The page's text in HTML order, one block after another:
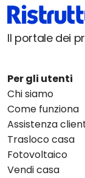
Il portale dei
Per gli utenti
Chi siamo
Come funziona
Assistenza
Trasloco casa
Fotovoltaico
Vendi casa